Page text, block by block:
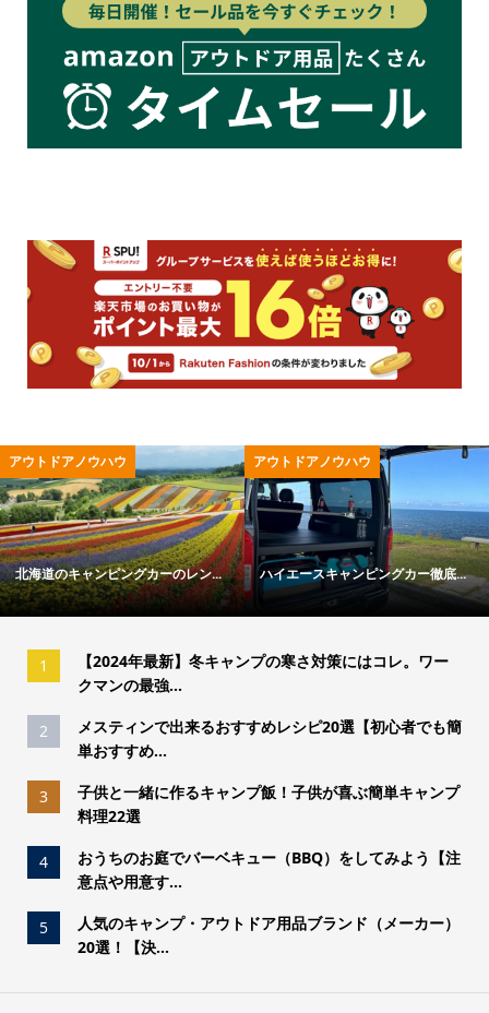
底...
アウトドア用品
冬キャンプの寒さ対策ガイド｜失...
キャンプ用品
「トウキョウクラフトのお
1
【2024年最新】冬キャンプの寒さ対策にはコレ。ワー
クマンの最強...
2
メスティンで出来るおすすめレシピ20選【初心者でも簡
単おすすめ...
3
子供と一緒に作るキャンプ飯！子供が喜ぶ簡単キャンプ
料理22選
4
おうちのお庭でバーベキュー（BBQ）をしてみよう【注
意点や用意す...
5
人気のキャンプ・アウトドア用品ブランド（メーカー）
20選！【決...